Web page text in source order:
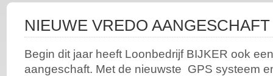
NIEUWE VREDO AANGESCHAFT
Begin dit jaar heeft Loonbedrijf BIJKER ook
aangeschaft. Met de nieuwste GPS systeem